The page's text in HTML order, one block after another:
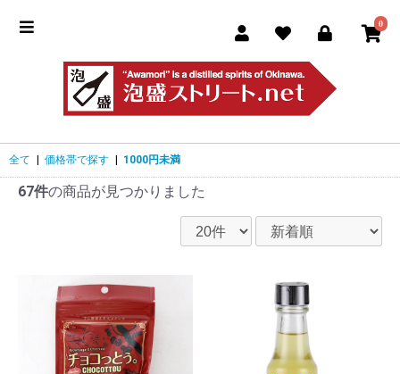
0
全て 価格帯で探す 1000円未満
67件の商品が見つかりました